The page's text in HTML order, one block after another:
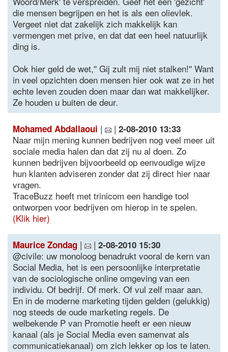
die mensen begrijpen en het is als een olievlek.
Vergeet niet dat zakelijk zich makkelijk kan
vermengen met prive, en dat dat een heel natuurlijk
ding is.
Ook hier geld de wet,'' Gij zult mij niet stalken!'' Want
in veel opzichten doen mensen hier ook wat ze in het
echte leven zouden doen maar dan wat makkelijker.
Ze houden u buiten de deur.
Mohamed Abdallaoui | | 2-08-2010 13:33
Naar mijn mening kunnen bedrijven nog veel meer uit
sociale media halen dan dat zij nu al doen. Zo
kunnen bedrijven bijvoorbeeld op eenvoudige wijze
hun klanten adviseren zonder dat zij direct hier naar
vragen.
TraceBuzz heeft met trinicom een handige tool
ontworpen voor bedrijven om hierop in te spelen.
(Klik hier)
Maurice Zondag | | 2-08-2010 15:30
@civile: uw monoloog benadrukt vooral de kern van
Social Media, het is een persoonlijke interpretatie
van de sociologische online omgeving van een
individu. Of bedrijf. Of merk. Of vul zelf maar aan.
En in de moderne marketing tijden gelden (gelukkig)
nog steeds de oude marketing regels. De
welbekende P van Promotie heeft er een nieuw
kanaal (als je Social Media even samenvat als
communicatiekanaal) om zich lekker op los te laten.